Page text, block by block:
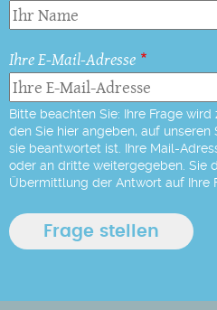
Ihre E-Mail-Adresse
Bitte beachten Sie: Ihre Frage
den Sie hier angeben, auf
sie beantwortet ist. Ihre Mail-
oder an dritte weitergegeben. Sie
Übermittlung der Antwort auf Ihre